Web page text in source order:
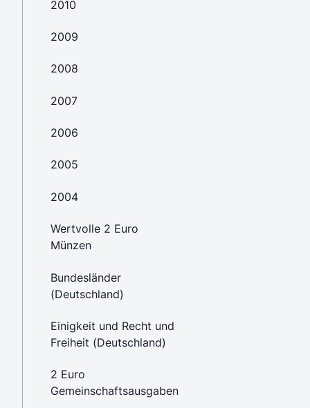
2010
2009
2008
2007
2006
2005
2004
Wertvolle 2 Euro
Münzen
Bundesländer
(Deutschland)
Einigkeit und Recht und
Freiheit (Deutschland)
2 Euro
Gemeinschaftsausgaben